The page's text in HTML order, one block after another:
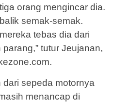
orang mengincar dia.
semak-semak.
tebas dia dari
tutur Jeujanan,
dari sepeda motornya
menancap di